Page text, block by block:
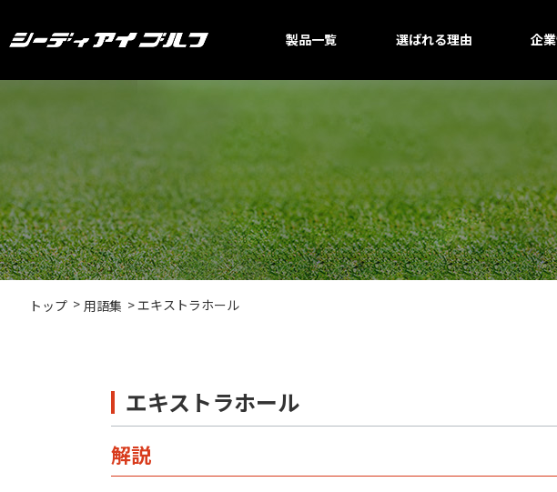
製品一覧 選ばれる理由 企
トップ 用語集 エキストラホール
エキストラホール
解説